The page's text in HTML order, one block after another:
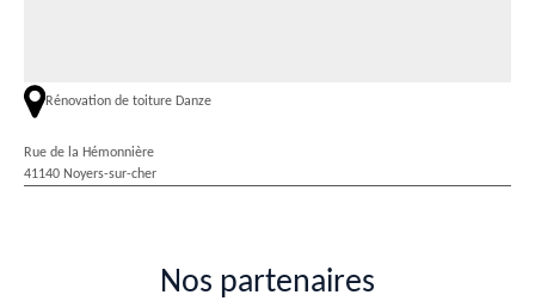
Rénovation de toiture Danze
Rue de la Hémonnière
41140 Noyers-sur-cher
Nos partenaires